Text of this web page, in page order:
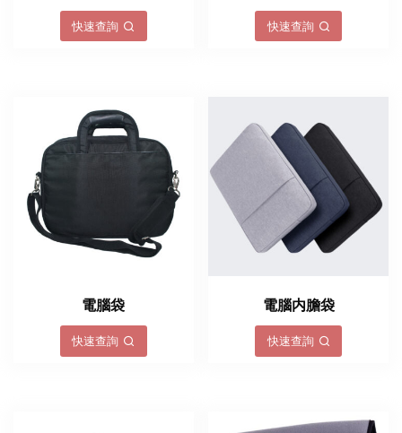
快速查詢 快速查詢
電腦袋
快速查詢
電腦内膽袋
快速查詢